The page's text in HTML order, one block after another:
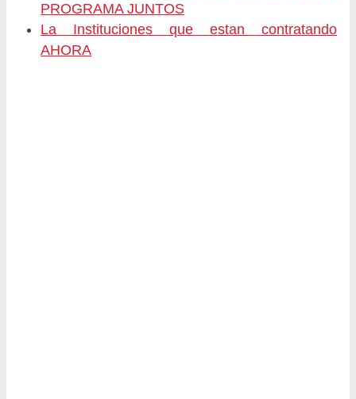
PROGRAMA JUNTOS
La Instituciones que estan contratando
AHORA